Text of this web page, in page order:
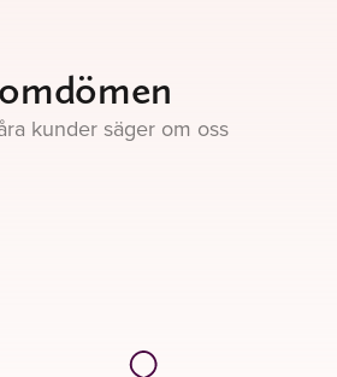
kunder säger om oss